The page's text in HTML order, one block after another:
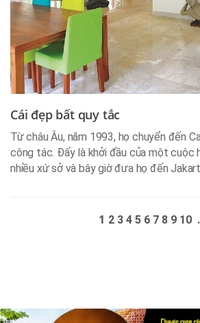
Cái đẹp bất quy tắc
Từ châu Âu, năm 1993, họ chuyển đến
công tác. Đấy là khởi đầu của một cuộc
nhiều xứ sở và bây giờ đưa họ đến
1 2 3 4 5 6 7 8 9 10